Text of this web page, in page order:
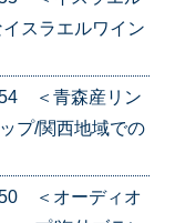
スラエルワイン
＜青森産リン
プ/関西地域での
＜オーディオ